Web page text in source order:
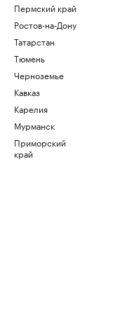
Пермский край
Ростов-на-Дону
Татарстан
Тюмень
Черноземье
Кавказ
Карелия
Мурманск
Приморский
край